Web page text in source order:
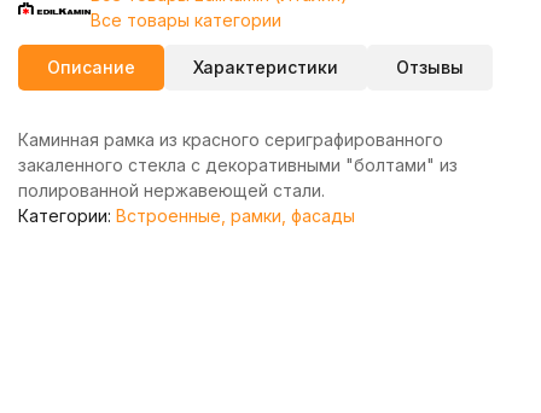
Все товары категории
Описание Характеристики Отзывы
Каминная рамка из красного сериграфированного
закаленного стекла с декоративными "болтами" из
полированной нержавеющей стали.
Категории: Встроенные, рамки, фасады